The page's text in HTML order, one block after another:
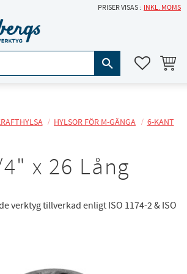
PRISER VISAS INKL. MOMS
HYLSOR FÖR M-GÄNGA
6-KANT
x 26 Lång
verktyg tillverkad enligt ISO 1174-2 & ISO